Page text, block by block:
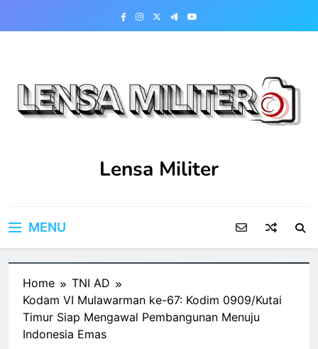
Lensa Militer
MENU
Home
TNI AD
Kodam VI Mulawarman ke-67: Kodim 0909/Kutai
Timur Siap Mengawal Pembangunan Menuju
Indonesia Emas